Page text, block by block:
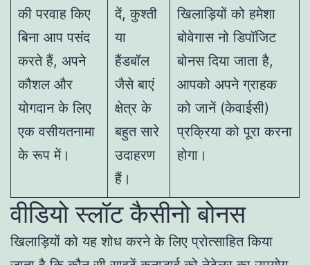
की परवाह किए
बिना आप पसंद
करते हैं, अपने
कौशल और
योगदान के लिए
एक वसीयतनामा
के रूप में।
दें, कुश्ती
या
हैंडबॉल
जैसे बाएं
क्षेत्र के
बहुत सारे
उदाहरण
हैं।
खिलाड़ियों को हमेशा
बोवेगास नो डिपॉजिट
बोनस दिया जाता है,
आपको अपने ग्राहक
को जानें (केवाईसी)
प्रक्रिया को पूरा करना
होगा।
वीडियो स्लॉट कैसीनो बोनस
खिलाड़ियों को यह शोध करने के लिए प्रोत्साहित किया